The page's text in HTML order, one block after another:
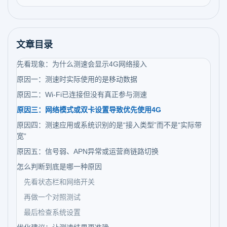
文章目录
先看现象：为什么测速会显示4G网络接入
原因一：测速时实际使用的是移动数据
原因二：Wi-Fi已连接但没有真正参与测速
原因三：网络模式或双卡设置导致优先使用4G
原因四：测速应用或系统识别的是“接入类型”而不是“实际带
宽”
原因五：信号弱、APN异常或运营商链路切换
怎么判断到底是哪一种原因
先看状态栏和网络开关
再做一个对照测试
最后检查系统设置